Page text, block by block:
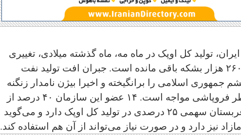
تولید کل اوپک در ماه مه، ماه گذشته میلادی، تغییری
نکرده است و در محدوده ۳۰ میلیون و ۲۶۰ هزار بشکه باقی مانده است. جبران افت تولید نفت
اسلامی را برانگیخته و اخیرا بیژن نامدار زنگنه
هشدار داد که اوپک با روند کنونی با خطر فروپاشی مواجه است. ۱۴ عضو این سازمان ۴۰ درصد از
کل تولید نفت جهان را تامین می‌کنند. عربستان سهمی ۲۵ درصدی در تولید کل اوپک دارد و می‌گوید
نیز دارد و در صورت نیاز می‌تواند از آن هم استفاده کند.